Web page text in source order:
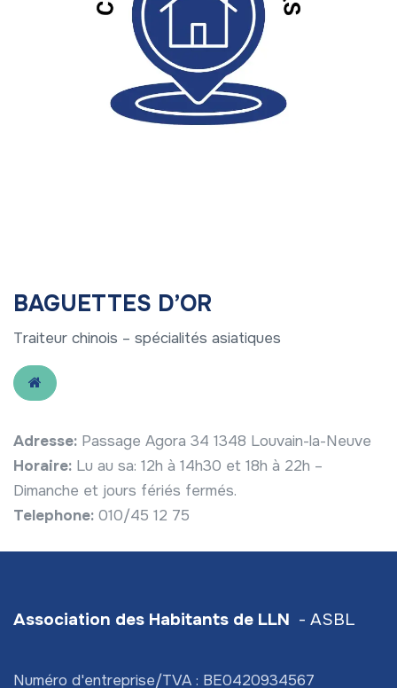
BAGUETTES D’OR
Traiteur chinois – spécialités asiatiques
Adresse: Passage Agora 34 1348 Louvain-la-Neuve
Horaire: Lu au sa: 12h à 14h30 et 18h à 22h –
Dimanche et jours fériés fermés.
Telephone: 010/45 12 75
Association des Habitants de LLN - ASBL
Numéro d'entreprise/TVA : BE0420934567